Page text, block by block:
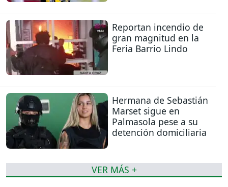
Reportan incendio de
gran magnitud en la
Feria Barrio Lindo
Hermana de Sebastián
Marset sigue en
Palmasola pese a su
detención domiciliaria
VER MÁS +